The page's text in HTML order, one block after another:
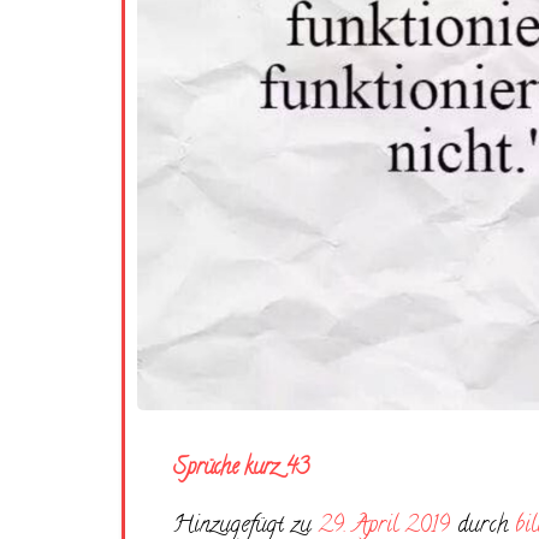
Sprüche kurz 43
Hinzugefügt zu29. April 2019 durch